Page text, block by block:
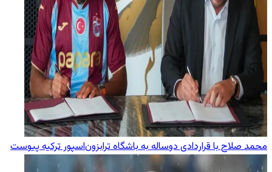
محمد صلاح با قراردادی دوساله به باشگاه ترابزون‌اسپور ترکیه پیوست